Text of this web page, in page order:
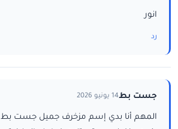
انور
رد
جست بط14 يونيو 2026
المهم أنا بدي إسم مزخرف جميل جست بط